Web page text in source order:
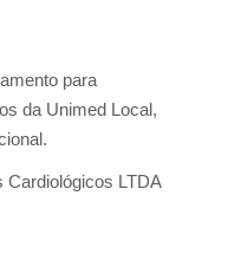
para
da Unimed Local,
Cardiológicos LTDA